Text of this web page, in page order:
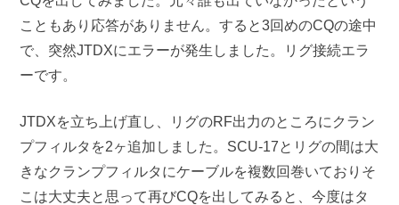
こともあり応答がありません。すると3回めのCQの途中
で、突然JTDXにエラーが発生しました。リグ接続エラ
ーです。
JTDXを立ち上げ直し、リグのRF出力のところにクラン
プフィルタを2ヶ追加しました。SCU-17とリグの間は大
きなクランプフィルタにケーブルを複数回巻いておりそ
こは大丈夫と思って再びCQを出してみると、今度はタ